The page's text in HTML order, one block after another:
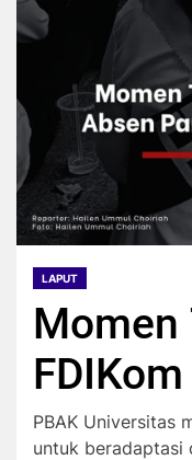
LAPUT
Momen
PBAK Universitas
untuk beradaptasi